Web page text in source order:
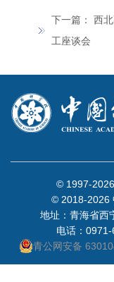
下一篇： 西
工座谈会
© 1997-
© 2018-2026
地址：青海省
电话：
青公网安备